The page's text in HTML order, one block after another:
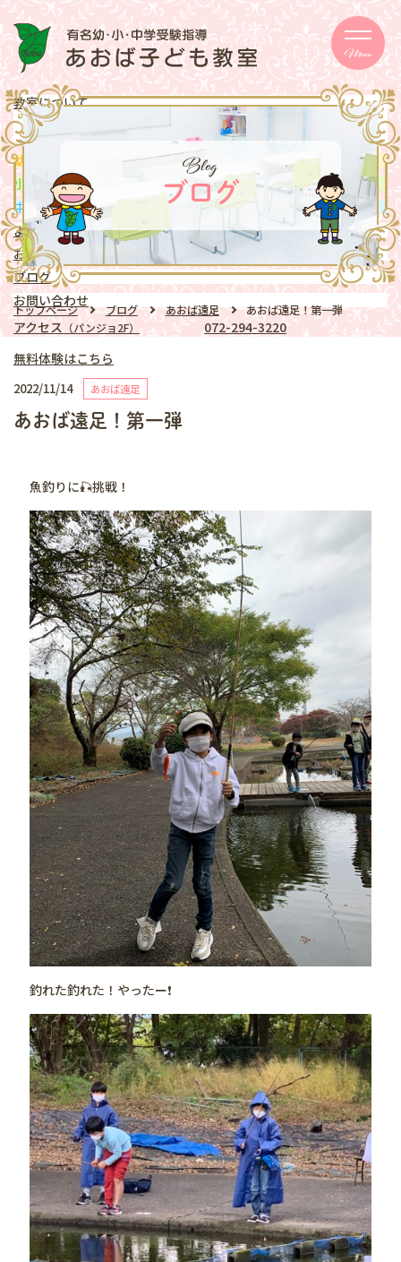
Menu
教室について
メッセージ 取り組み
幼児
school
小学生クラス
school中学生クラス
よくある質問
お知らせ
ブログ
お問い合わせ
アクセス （パンジョ2F）
072-294-3220
無料体験はこちら
Blog
ブログ
トップページ ブログ あおば遠足 あおば遠足！第一弾
2022/11/14 あおば遠足
あおば遠足！第一弾
魚釣りに🎣挑戦！
釣れた釣れた！やったー❗